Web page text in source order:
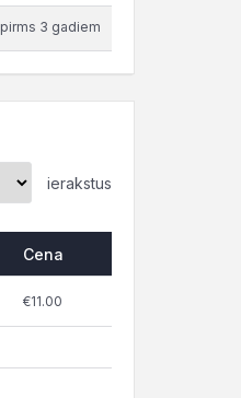
pirms 3 gadiem
ierakstus
Cena
€11.00